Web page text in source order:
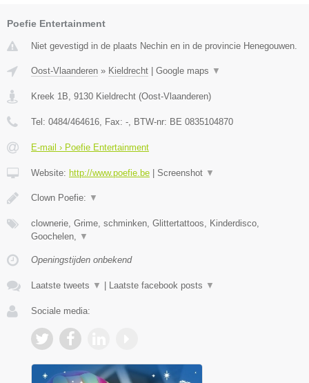
Poefie Entertainment
Niet gevestigd in de plaats Nechin en in de provincie Henegouwen.
Oost-Vlaanderen » Kieldrecht Google maps ▼
Kreek 1B, 9130 Kieldrecht (Oost-Vlaanderen)
Tel: 0484/464616, Fax: -, BTW-nr: BE 0835104870
E-mail › Poefie Entertainment
Website: http://www.poefie.be Screenshot ▼
Clown Poefie: ▼
clownerie, Grime, schminken, Glittertattoos, Kinderdisco,
Goochelen, ▼
Openingstijden onbekend
Laatste tweets ▼ Laatste facebook posts ▼
Sociale media: